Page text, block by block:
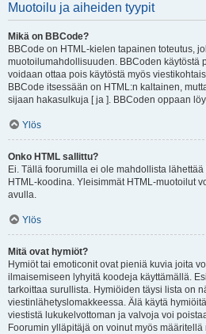
Muotoilu ja aiheiden tyypit
Mikä on BBCode?
BBCode on HTML-kielen tapainen toteutus,
muotoilumahdollisuuden. BBCoden käytöstä
voidaan ottaa pois käytöstä myös
BBCode itsessään on HTML:n kaltainen,
sijaan hakasulkuja [ ja ]. BBCoden oppaan
Ylös
Onko HTML sallittu?
Ei. Tällä foorumilla ei ole mahdollista
HTML-koodina. Yleisimmät HTML-muotoilut
avulla.
Ylös
Mitä ovat hymiöt?
Hymiöt tai emoticonit ovat pieniä kuvia joita
ilmaisemiseen lyhyitä koodeja käyttämällä.
tarkoittaa surullista. Hymiöiden täysi lista on
viestinlähetyslomakkeessa. Älä käytä
viestistä lukukelvottoman ja valvoja voi
Foorumin ylläpitäjä on voinut myös